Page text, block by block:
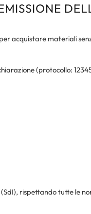
acquistare materiali
(protocollo:
rispettando tutte le